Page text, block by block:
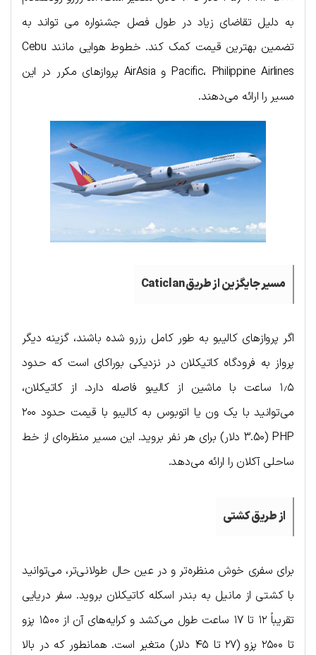
به دلیل تقاضای زیاد در طول فصل جشنواره می تواند به
تضمین بهترین قیمت کمک کند. خطوط هوایی مانند Cebu
Pacific، Philippine Airlines و AirAsia پروازهای مکرر در این
مسیر را ارائه می‌دهند.
مسیر جایگزین از طریقCaticlan
اگر پروازهای کالیبو به طور کامل رزرو شده باشند، گزینه دیگر
پرواز به فرودگاه کاتیکلان در نزدیکی بوراکای است که حدود
۱٫۵ ساعت با ماشین از کالیبو فاصله دارد. از کاتیکلان،
می‌توانید با یک ون یا اتوبوس به کالیبو با قیمت حدود ۲۰۰
PHP (3.50 دلار) برای هر نفر بروید. این مسیر منظره‌ای از خط
ساحلی آکلان را ارائه می‌دهد.
از طریق کشتی
برای سفری خوش منظره‌تر و در عین حال طولانی‌تر، می‌توانید
با کشتی از مانیل به بندر اسکله کاتیکلان بروید. سفر دریایی
تقریباً ۱۲ تا ۱۷ ساعت طول می‌کشد و کرایه‌های آن از ۱۵۰۰ پزو
تا ۲۵۰۰ پزو (۲۷ تا ۴۵ دلار) متغیر است. همانطور که در بالا